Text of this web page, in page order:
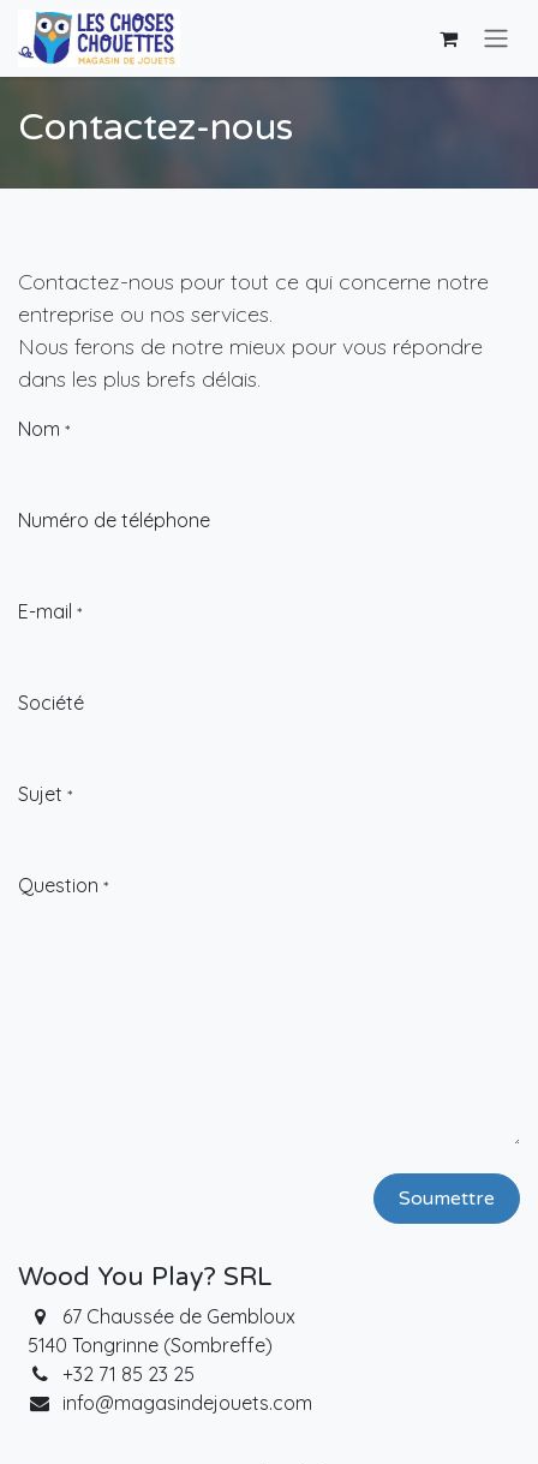
Se rendre au contenu
Contactez-nous
Contactez-nous pour tout ce qui concerne notre
entreprise ou nos services.
Nous ferons de notre mieux pour vous répondre
dans les plus brefs délais.
Nom *
Numéro de téléphone
E-mail *
Société
Sujet *
Question *
Soumettre
Wood You Play? SRL
67 Chaussée de Gembloux
5140 Tongrinne (Sombreffe)
+32 71 85 23 25
info@magasindejouets.com